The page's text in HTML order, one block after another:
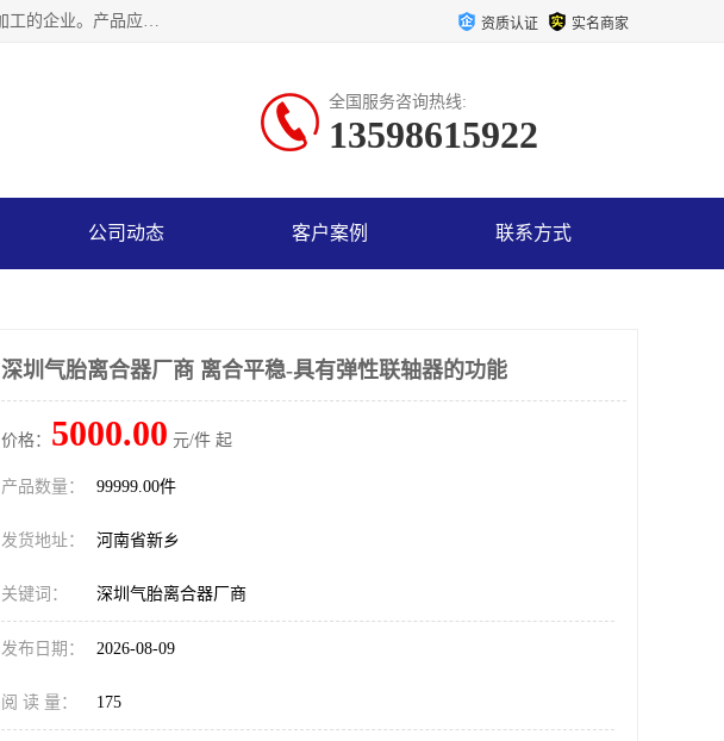
河南大林橡胶通信器材有限公司是一个专注于各种橡胶件、离合器及配件、泥浆泵及配件等产品设计制造和加工的企业。产品应用于矿山、冶金、石油、钢铁、化工、水泥、船舶、造纸、通用机械等各种大功率机械传动或制动装置。 资质认证 实名商家
全国服务咨询热线:
13598615922
公司动态 客户案例 联系方式
深圳气胎离合器厂商 离合平稳-具有弹性联轴器的功能
价格： 5000.00 元/件 起
产品数量： 99999.00件
发货地址： 河南省新乡
关键词： 深圳气胎离合器厂商
发布日期： 2026-08-09
阅 读 量： 175